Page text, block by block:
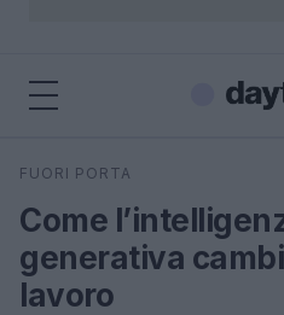
Cerca
FUORI PORTA
Come
generativa
lavoro